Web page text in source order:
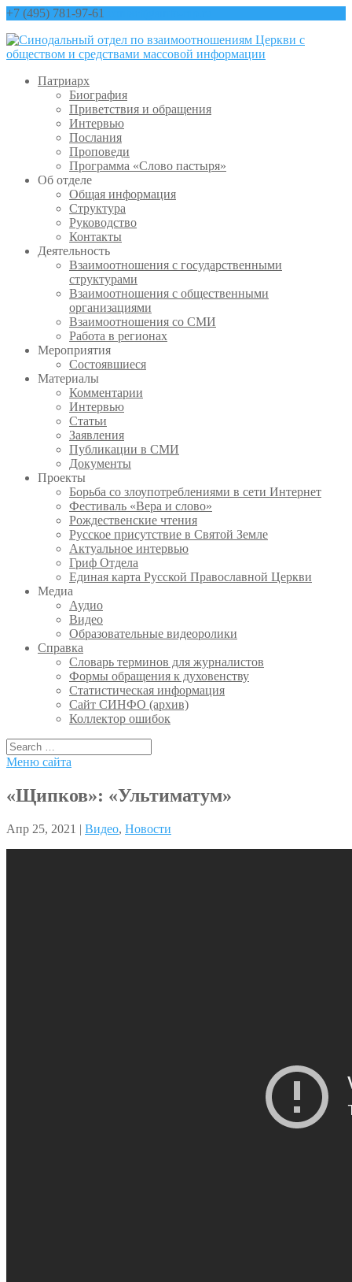
+7 (495) 781-97-61
Патриарх
Биография
Приветствия и обращения
Интервью
Послания
Проповеди
Программа «Слово пастыря»
Об отделе
Общая информация
Структура
Руководство
Контакты
Деятельность
Взаимоотношения с государственными
структурами
Взаимоотношения с общественными
организациями
Взаимоотношения со СМИ
Работа в регионах
Мероприятия
Состоявшиеся
Материалы
Комментарии
Интервью
Статьи
Заявления
Публикации в СМИ
Документы
Проекты
Борьба со злоупотреблениями в сети Интернет
Фестиваль «Вера и слово»
Рождественские чтения
Русское присутствие в Святой Земле
Актуальное интервью
Гриф Отдела
Единая карта Русской Православной Церкви
Медиа
Аудио
Видео
Образовательные видеоролики
Справка
Словарь терминов для журналистов
Формы обращения к духовенству
Статистическая информация
Сайт СИНФО (архив)
Коллектор ошибок
Меню сайта
«Щипков»: «Ультиматум»
Апр 25, 2021 | Видео, Новости